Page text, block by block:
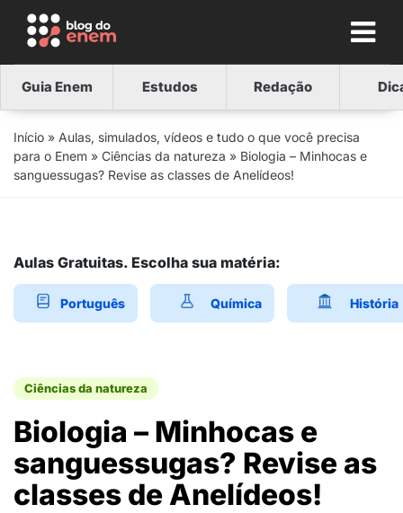
Guia Enem Estudos Redação
Início » Aulas, simulados, vídeos e tudo o que você precisa
para o Enem » Ciências da natureza » Biologia – Minhocas e
sanguessugas? Revise as classes de Anelídeos!
Aulas Gratuitas. Escolha sua matéria:
Português Química História
Ciências da natureza
Biologia – Minhocas e
sanguessugas? Revise as
classes de Anelídeos!